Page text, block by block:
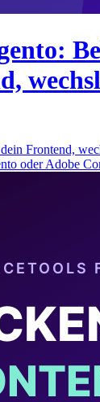
Frontend,
oder Adobe